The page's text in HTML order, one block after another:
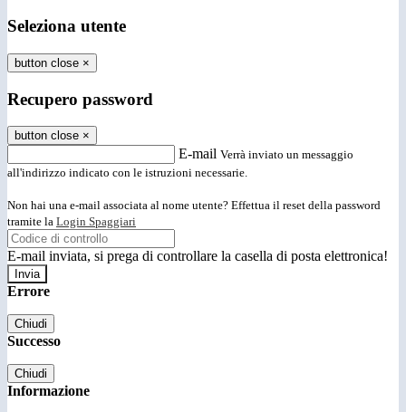
Seleziona utente
button close ×
Recupero password
button close ×
E-mail Verrà inviato un messaggio
all'indirizzo indicato con le istruzioni necessarie.
Non hai una e-mail associata al nome utente? Effettua il reset della password
tramite la Login Spaggiari
E-mail inviata, si prega di controllare la casella di posta elettronica!
Errore
Chiudi
Successo
Chiudi
Informazione